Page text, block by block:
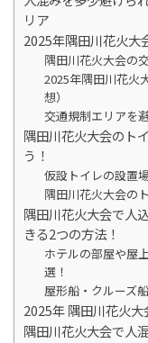
リア
2025年隅田川花火大
隅田川花火大会の
2025年隅田川花火
想）
交通規制エリアを
隅田川花火大会のト
う！
仮設トイレの設置
隅田川花火大会の
隅田川花火大会で人
きる2つの方法！
ホテルの部屋や屋
選！
屋形船・クルーズ
2025年 隅田川花火
隅田川花火大会で人